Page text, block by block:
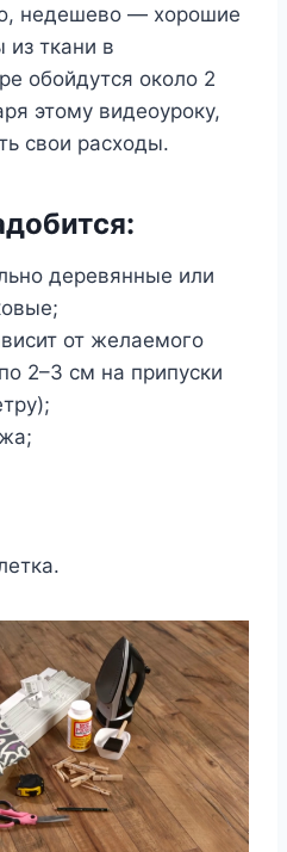
недешево — хорошие
из ткани в
обойдутся около 2
этому видеоуроку,
свои расходы.
деревянные или
от желаемого
2–3 см на припуски